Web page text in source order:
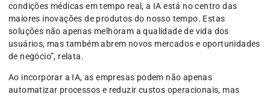
condições médicas em tempo real, a IA está no centro das
maiores inovações de produtos do nosso tempo. Estas
soluções não apenas melhoram a qualidade de vida dos
usuários, mas também abrem novos mercados e oportunidades
de negócio”, relata.
Ao incorporar a IA, as empresas podem não apenas
automatizar processos e reduzir custos operacionais, mas